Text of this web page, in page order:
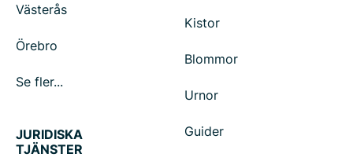
Västerås
Örebro
Se fler...
Kistor
Blommor
Urnor
Guider
JURIDISKA
TJÄNSTER